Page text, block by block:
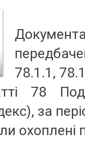
78.1.1,
78
за
охоплені